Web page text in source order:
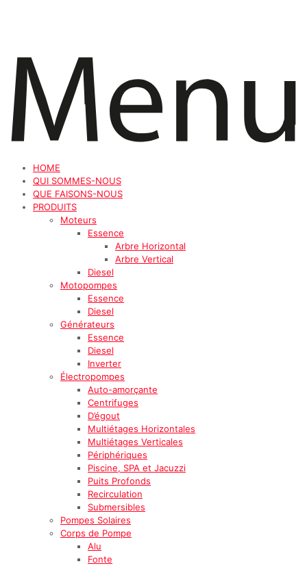
HOME
QUI SOMMES-NOUS
QUE FAISONS-NOUS
PRODUITS
Moteurs
Essence
Arbre Horizontal
Arbre Vertical
Diesel
Motopompes
Essence
Diesel
Générateurs
Essence
Diesel
Inverter
Électropompes
Auto-amorçante
Centrifuges
D’égout
Multiétages Horizontales
Multiétages Verticales
Périphériques
Piscine, SPA et Jacuzzi
Puits Profonds
Recirculation
Submersibles
Pompes Solaires
Corps de Pompe
Alu
Fonte